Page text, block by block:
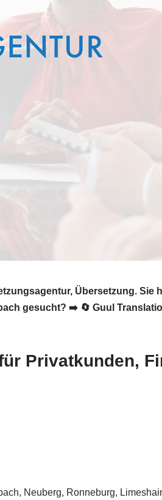
Übersetzung.
gesucht? ➡️ 🔄 Guul
Privatkunden,
Neuberg, Ronneburg,